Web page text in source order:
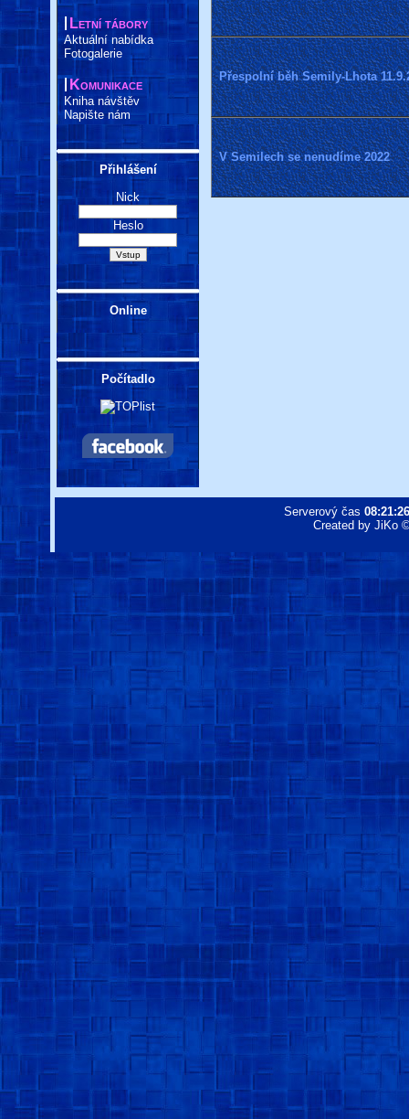
Letní tábory
Aktuální nabídka
Fotogalerie
Komunikace
Kniha návštěv
Napište nám
Přihlášení
Nick
Heslo
Online
Počítadlo
Přespolní běh Semily-Lhota
V Semilech se nenudíme 2022
Serverový čas 08:21:26
Created by JiKo